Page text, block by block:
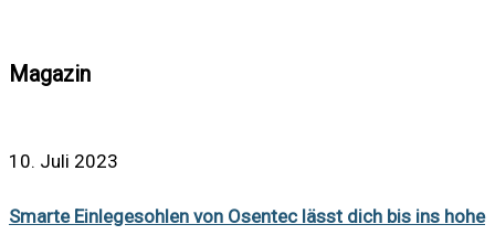
Magazin
10. Juli 2023
Smarte Einlegesohlen von Osentec lässt dich bis ins hohe